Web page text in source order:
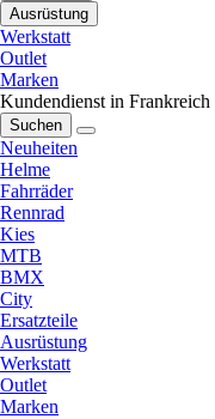
Ausrüstung
Werkstatt
Outlet
Marken
Kundendienst in Frankreich
Suchen
Neuheiten
Helme
Fahrräder
Rennrad
Kies
MTB
BMX
City
Ersatzteile
Ausrüstung
Werkstatt
Outlet
Marken